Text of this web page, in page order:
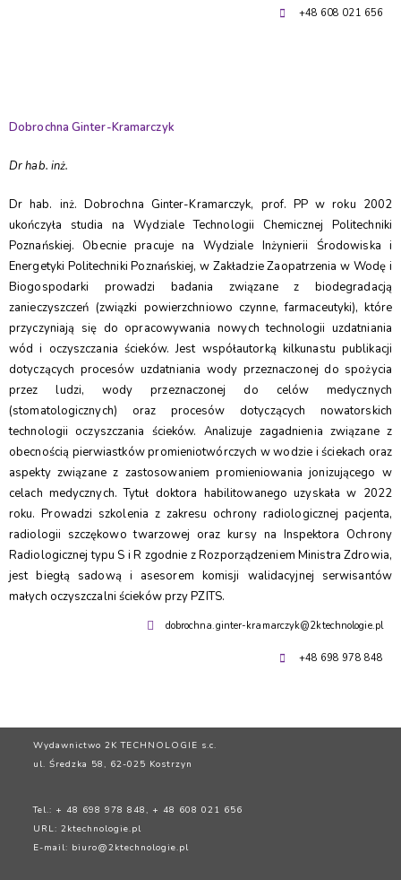
+48 608 021 656
Dobrochna Ginter-Kramarczyk
Dr hab. inż.
Dr hab. inż. Dobrochna Ginter-Kramarczyk, prof. PP w roku 2002
ukończyła studia na Wydziale Technologii Chemicznej Politechniki
Poznańskiej. Obecnie pracuje na Wydziale Inżynierii Środowiska i
Energetyki Politechniki Poznańskiej, w Zakładzie Zaopatrzenia w Wodę i
Biogospodarki prowadzi badania związane z biodegradacją
zanieczyszczeń (związki powierzchniowo czynne, farmaceutyki), które
przyczyniają się do opracowywania nowych technologii uzdatniania
wód i oczyszczania ścieków. Jest współautorką kilkunastu publikacji
dotyczących procesów uzdatniania wody przeznaczonej do spożycia
przez ludzi, wody przeznaczonej do celów medycznych
(stomatologicznych) oraz procesów dotyczących nowatorskich
technologii oczyszczania ścieków. Analizuje zagadnienia związane z
obecnością pierwiastków promieniotwórczych w wodzie i ściekach oraz
aspekty związane z zastosowaniem promieniowania jonizującego w
celach medycznych. Tytuł doktora habilitowanego uzyskała w 2022
roku. Prowadzi szkolenia z zakresu ochrony radiologicznej pacjenta,
radiologii szczękowo twarzowej oraz kursy na Inspektora Ochrony
Radiologicznej typu S i R zgodnie z Rozporządzeniem Ministra Zdrowia,
jest biegłą sadową i asesorem komisji walidacyjnej serwisantów
małych oczyszczalni ścieków przy PZITS.
dobrochna.ginter-kramarczyk@2ktechnologie.pl
+48 698 978 848
Wydawnictwo 2K TECHNOLOGIE s.c.
ul. Średzka 58, 62-025 Kostrzyn
Tel.: + 48 698 978 848, + 48 608 021 656
URL:2ktechnologie.pl
E-mail: biuro@2ktechnologie.pl